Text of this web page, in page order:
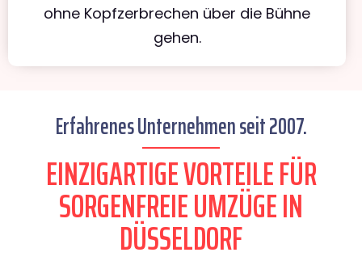
ohne Kopfzerbrechen über die Bühne
gehen.
Erfahrenes Unternehmen seit 2007.
EINZIGARTIGE VORTEILE FÜR
SORGENFREIE UMZÜGE IN
DÜSSELDORF